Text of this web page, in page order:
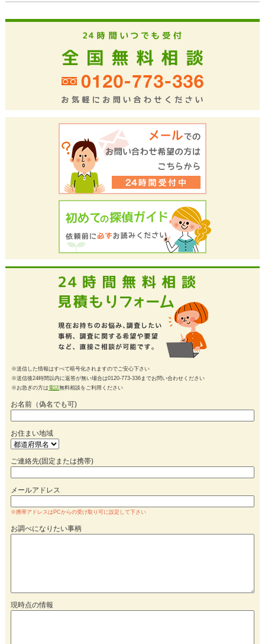
※送信した情報はすべて暗号化されますのでご安心下さい
※送信後24時間以内に返答が無い場合は0120-773-336までお問い合わせください
※お急ぎの方は 電話無料相談をご利用ください
お名前（偽名でも可)
お住まい地域
ご連絡先(固定または携帯)
メールアドレス
※携帯アドレスはPCからの受け取り可に設定して下さい
お調べになりたい事柄
現時点の情報